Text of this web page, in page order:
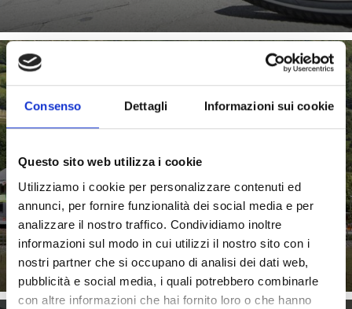
Consenso Dettagli Informazioni sui cookie
Questo sito web utilizza i cookie
Utilizziamo i cookie per personalizzare contenuti ed
annunci, per fornire funzionalità dei social media e per
analizzare il nostro traffico. Condividiamo inoltre
informazioni sul modo in cui utilizzi il nostro sito con i
nostri partner che si occupano di analisi dei dati web,
pubblicità e social media, i quali potrebbero combinarle
con altre informazioni che hai fornito loro o che hanno
APP "ALTOADIGE2GO
Con l'app "AltoAdige2Go" è possibile verificare gli orari
dei mezzi pubblici e calcolare il percorso. L'app offre la ...
Saperne di più